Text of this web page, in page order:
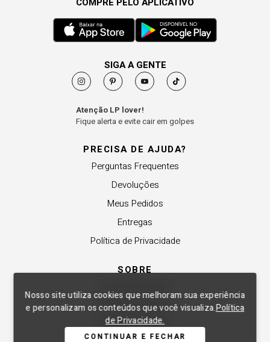
Nosso site utiliza cookies que melhoram sua experiência
e personalizam os conteúdos que você visualiza.Política
de Privacidade.
CONTINUAR E FECHAR
PRECISA DE AJUDA?
Perguntas Frequentes
Devoluções
Meus Pedidos
Entregas
Política de Privacidade
SOBRE
Revender a Marca
Trabalhe Conosco
SIGA A GENTE
Atenção LP lover!
Fique alerta e evite cair em golpes